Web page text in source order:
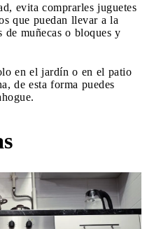
evita comprarles juguetes
que puedan llevar a la
de muñecas o bloques y
en el jardín o en el patio
de esta forma puedes